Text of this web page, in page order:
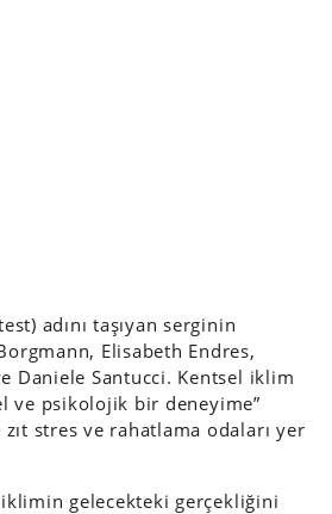
adını taşıyan serginin
Elisabeth Endres,
Daniele Santucci. Kentsel iklim
ve psikolojik bir deneyime”
stres ve rahatlama odaları yer
gelecekteki gerçekliğini